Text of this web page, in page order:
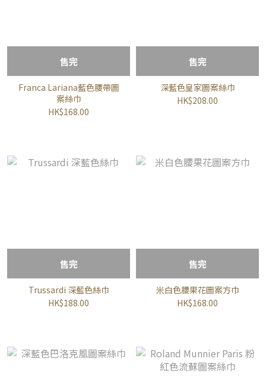
售完
Franca Lariana藍色腰帶圖
案絲巾
HK$168.00
售完
深藍色皇家圖案絲巾
HK$208.00
售完
Trussardi 深藍色絲巾
HK$188.00
售完
米白色腰果花圖案方巾
HK$168.00